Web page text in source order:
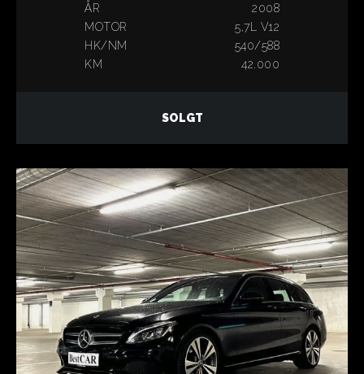
ÅR
2008
MOTOR
5,7L V12
HK/NM
540/588
KM
42.000
SOLGT